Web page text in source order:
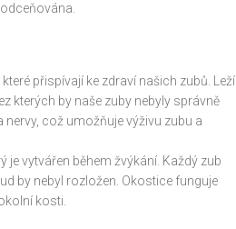
přispívají ke zdraví našich zubů. Leží
kterých by naše zuby nebyly správně
což umožňuje výživu zubu a
vytvářen během žvýkání. Každý zub
by nebyl rozložen. Okostice funguje
kosti.